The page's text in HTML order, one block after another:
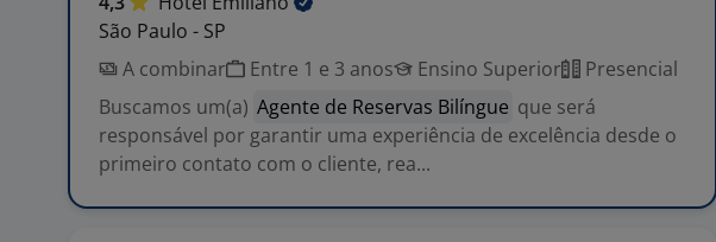
São Paulo - SP
A combinar
Entre 1 e 3 anos Ensino Superior
Presencial
Buscamos um(a) Agente de Reservas Bilíngue que será
responsável por garantir uma experiência de excelência desde o
primeiro contato com o cliente, rea...